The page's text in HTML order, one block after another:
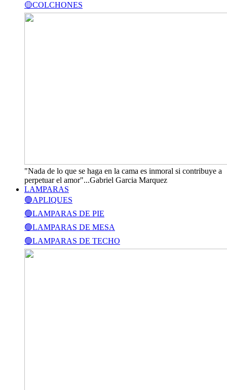
🟡COLCHONES
"Nada de lo que se haga en la cama es inmoral si contribuye a
perpetuar el amor"...Gabriel Garcia Marquez
LAMPARAS
🟢APLIQUES
🟢LAMPARAS DE PIE
🟢LAMPARAS DE MESA
🟢LAMPARAS DE TECHO